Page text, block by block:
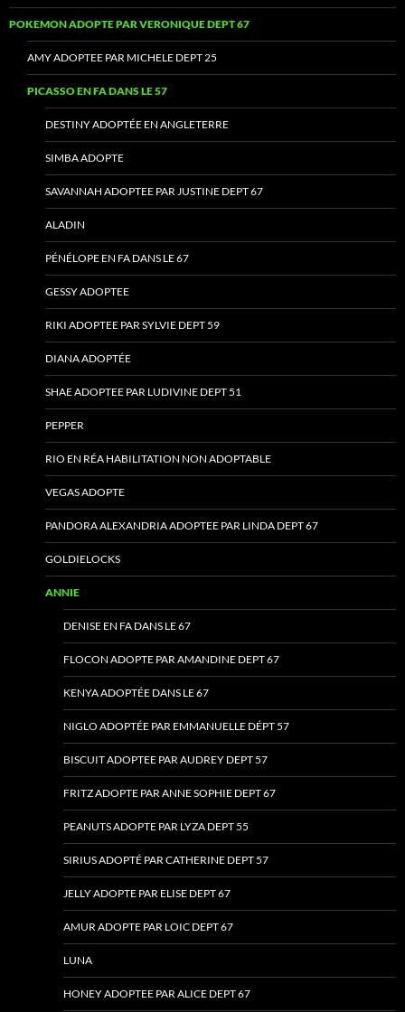
POKEMON ADOPTE PAR VERONIQUE DEPT 67
AMY ADOPTEE PAR MICHELE DEPT 25
PICASSO EN FA DANS LE 57
DESTINY ADOPTÉE EN ANGLETERRE
SIMBA ADOPTE
SAVANNAH ADOPTEE PAR JUSTINE DEPT 67
ALADIN
PÉNÉLOPE EN FA DANS LE 67
GESSY ADOPTEE
RIKI ADOPTEE PAR SYLVIE DEPT 59
DIANA ADOPTÉE
SHAE ADOPTEE PAR LUDIVINE DEPT 51
PEPPER
RIO EN RÉA HABILITATION NON ADOPTABLE
VEGAS ADOPTE
PANDORA ALEXANDRIA ADOPTEE PAR LINDA DEPT 67
GOLDIELOCKS
ANNIE
DENISE EN FA DANS LE 67
FLOCON ADOPTE PAR AMANDINE DEPT 67
KENYA ADOPTÉE DANS LE 67
NIGLO ADOPTÉE PAR EMMANUELLE DÉPT 57
BISCUIT ADOPTEE PAR AUDREY DEPT 57
FRITZ ADOPTE PAR ANNE SOPHIE DEPT 67
PEANUTS ADOPTE PAR LYZA DEPT 55
SIRIUS ADOPTÉ PAR CATHERINE DEPT 57
JELLY ADOPTE PAR ELISE DEPT 67
AMUR ADOPTE PAR LOIC DEPT 67
LUNA
HONEY ADOPTEE PAR ALICE DEPT 67